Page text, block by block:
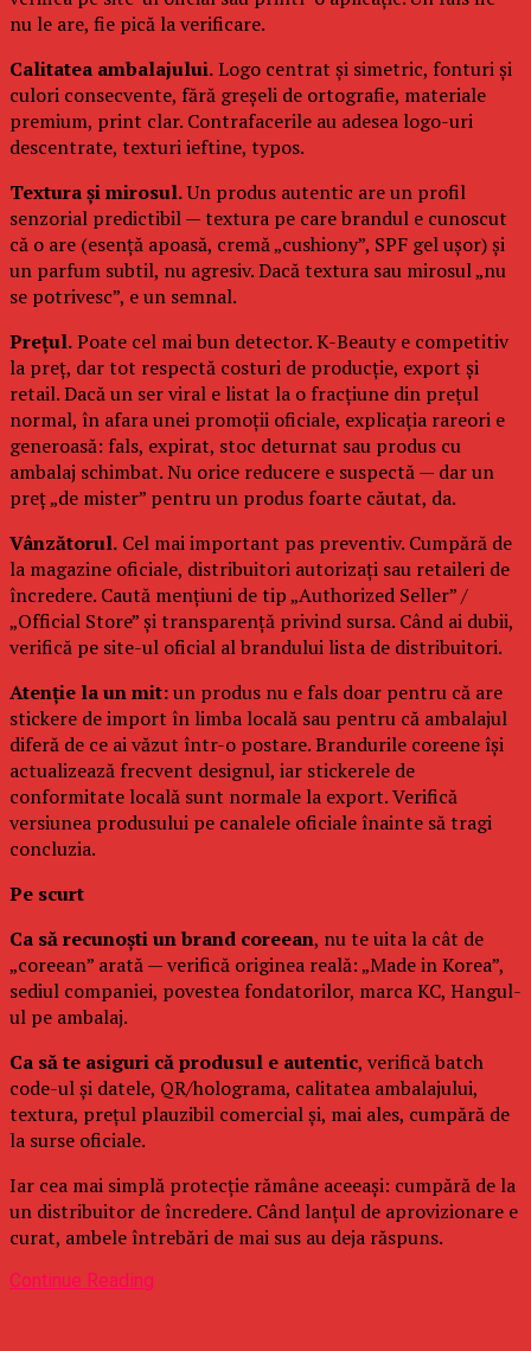
nu le are, fie pică la verificare.
Calitatea ambalajului.Logo centrat și simetric, fonturi și
culori consecvente, fără greșeli de ortografie, materiale
premium, print clar. Contrafacerile au adesea logo-uri
descentrate, texturi ieftine, typos.
Textura și mirosul.Un produs autentic are un profil
senzorial predictibil — textura pe care brandul e cunoscut
că o are (esență apoasă, cremă „cushiony”, SPF gel ușor) și
un parfum subtil, nu agresiv. Dacă textura sau mirosul „nu
se potrivesc”, e un semnal.
Prețul.Poate cel mai bun detector. K-Beauty e competitiv
la preț, dar tot respectă costuri de producție, export și
retail. Dacă un ser viral e listat la o fracțiune din prețul
normal, în afara unei promoții oficiale, explicația rareori e
generoasă: fals, expirat, stoc deturnat sau produs cu
ambalaj schimbat. Nu orice reducere e suspectă — dar un
preț „de mister” pentru un produs foarte căutat, da.
Vânzătorul. Cel mai important pas preventiv. Cumpără de
la magazine oficiale, distribuitori autorizați sau retaileri de
încredere. Caută mențiuni de tip „Authorized Seller” /
„Official Store” și transparență privind sursa. Când ai dubii,
verifică pe site-ul oficial al brandului lista de distribuitori.
Atenție la un mit:un produs nu e fals doar pentru că are
stickere de import în limba locală sau pentru că ambalajul
diferă de ce ai văzut într-o postare. Brandurile coreene își
actualizează frecvent designul, iar stickerele de
conformitate locală sunt normale la export. Verifică
versiunea produsului pe canalele oficiale înainte să tragi
concluzia.
Pe scurt
Ca să recunoști un brand coreean, nu te uita la cât de
„coreean” arată — verifică originea reală: „Made in Korea”,
sediul companiei, povestea fondatorilor, marca KC, Hangul-
ul pe ambalaj.
Ca să te asiguri că produsul e autentic, verifică batch
code-ul și datele, QR/holograma, calitatea ambalajului,
textura, prețul plauzibil comercial și, mai ales, cumpără de
la surse oficiale.
Iar cea mai simplă protecție rămâne aceeași: cumpără de la
un distribuitor de încredere. Când lanțul de aprovizionare e
curat, ambele întrebări de mai sus au deja răspuns.
Continue Reading